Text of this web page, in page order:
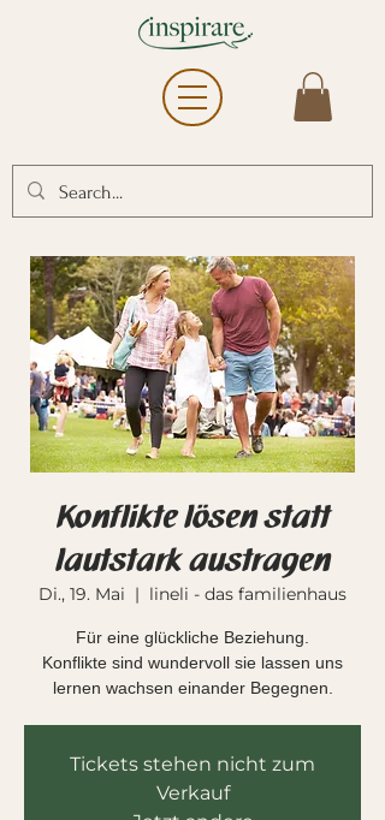
Konflikte lösen statt
lautstark austragen
Di., 19. Mai
  |
lineli - das familienhaus
Für eine glückliche Beziehung.
Konflikte sind wundervoll sie lassen uns
lernen wachsen einander Begegnen.
Tickets stehen nicht zum
Verkauf